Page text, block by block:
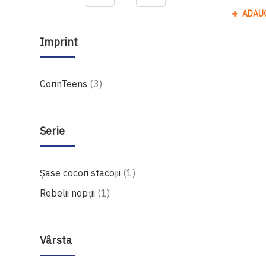
Imprint
CorinTeens 3produse
Serie
Șase cocori stacojii 1produs
Rebelii nopţii 1produs
Vârsta